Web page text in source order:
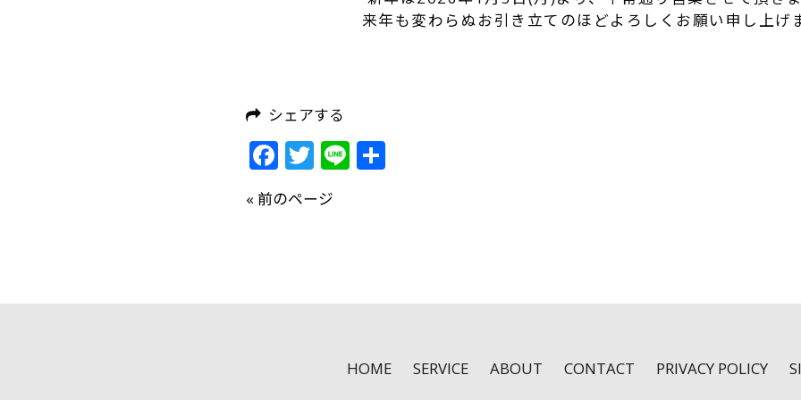
来年も変わらぬお引き立てのほどよろしくお願い申し上げ
シェアする
Facebook
Twitter
Line共
« 前のページ
HOME SERVICE ABOUT CONTACT PRIVACY POLICY